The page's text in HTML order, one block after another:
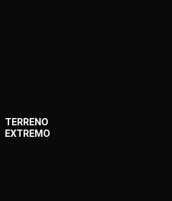
TERRENO
EXTREMO